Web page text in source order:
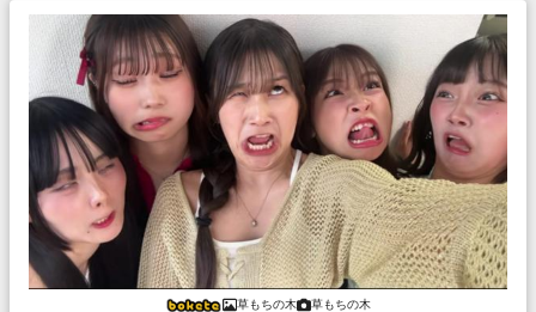
草もちの木 草もちの木